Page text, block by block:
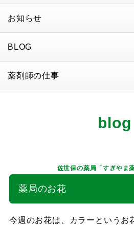
お知らせ
BLOG
薬剤師の仕事
blog
佐世保の薬局「すぎやま薬
薬局のお花
今週のお花は、カラーというお